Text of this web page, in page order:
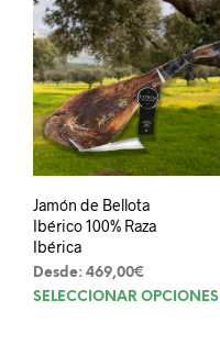
Jamón de Bellota
Ibérico 100% Raza
Ibérica
Desde: 469,00€
SELECCIONAR OPCIONES